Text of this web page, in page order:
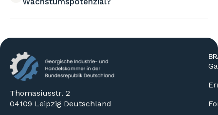
Thomasiusstr. 2
04109 Leipzig Deutschland